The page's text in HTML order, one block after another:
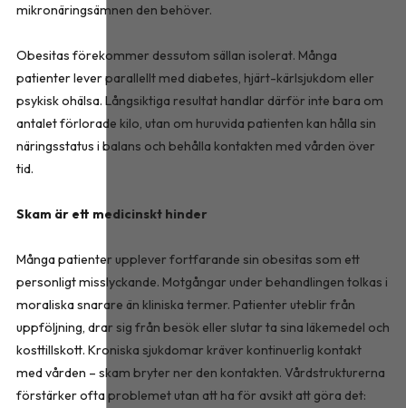
mikronäringsämnen den behöver.
Obesitas förekommer dessutom sällan isolerat. Många
patienter lever parallellt med diabetes, hjärt-kärlsjukdom eller
psykisk ohälsa. Långsiktiga resultat handlar därför inte bara om
antalet förlorade kilo, utan om huruvida patienten kan hålla sin
näringsstatus i balans och behålla kontakten med vården över
tid.
Skam är ett medicinskt hinder
Många patienter upplever fortfarande sin obesitas som ett
personligt misslyckande. Motgångar under behandlingen tolkas i
moraliska snarare än kliniska termer. Patienter uteblir från
uppföljning, drar sig från besök eller slutar ta sina läkemedel och
kosttillskott. Kroniska sjukdomar kräver kontinuerlig kontakt
med vården – skam bryter ner den kontakten. Vårdstrukturerna
förstärker ofta problemet utan att ha för avsikt att göra det: